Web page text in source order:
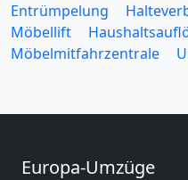
Entrümpelung
Möbellift
Möbelmitfahrzentrale
Europa-Umzüge